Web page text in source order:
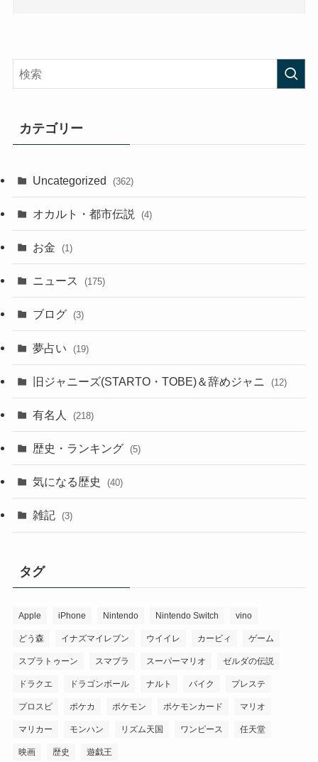
カテゴリー
Uncategorized (362)
オカルト・都市伝説 (4)
お金 (1)
ニュース (175)
ブログ (3)
夢占い (19)
旧ジャニーズ(STARTO・TOBE)＆辞めジャニ (12)
有名人 (218)
歴史・ランキング (5)
気になる歴史 (40)
雑記 (3)
タグ
Apple iPhone Nintendo Nintendo Switch vino
どう森 イナズマイレブン ウイイレ カービィ ゲーム
スプラトゥーン スマブラ スーパーマリオ ゼルダの伝説
ドラクエ ドラゴンボール ナルト バイク プレステ
プロスピ ポケカ ポケモン ポケモンカード マリオ
マリカー モンハン リズム天国 ワンピース 任天堂
映画 歴史 遊戯王